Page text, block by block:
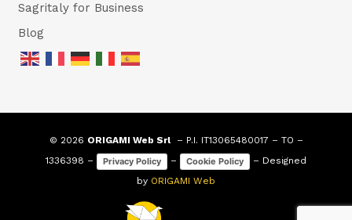
Sagritaly for Business
Blog
© 2026 ORIGAMI Web Srl– P.I. IT13065480017 – TO –
1336398 –
Privacy Policy – Cookie Policy
– Designed
by ORIGAMI Web